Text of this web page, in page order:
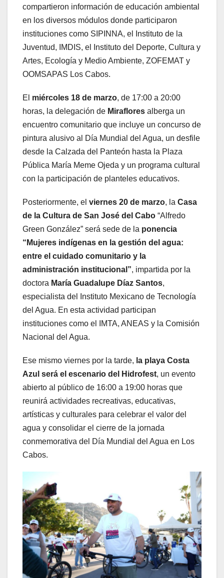
compartieron información de educación ambiental
en los diversos módulos donde participaron
instituciones como SIPINNA, el Instituto de la
Juventud, IMDIS, el Instituto del Deporte, Cultura y
Artes, Ecología y Medio Ambiente, ZOFEMAT y
OOMSAPAS Los Cabos.
El miércoles 18 de marzo, de 17:00 a 20:00
horas, la delegación de Miraflores alberga un
encuentro comunitario que incluye un concurso de
pintura alusivo al Día Mundial del Agua, un desfile
desde la Calzada del Panteón hasta la Plaza
Pública María Meme Ojeda y un programa cultural
con la participación de planteles educativos.
Posteriormente, el viernes 20 de marzo, la Casa
de la Cultura de San José del Cabo “Alfredo
Green González” será sede de la ponencia
“Mujeres indígenas en la gestión del agua:
entre el cuidado comunitario y la
administración institucional”, impartida por la
doctora María Guadalupe Díaz Santos,
especialista del Instituto Mexicano de Tecnología
del Agua. En esta actividad participan
instituciones como el IMTA, ANEAS y la Comisión
Nacional del Agua.
Ese mismo viernes por la tarde, la playa Costa
Azul será el escenario del Hidrofest, un evento
abierto al público de 16:00 a 19:00 horas que
reunirá actividades recreativas, educativas,
artísticas y culturales para celebrar el valor del
agua y consolidar el cierre de la jornada
conmemorativa del Día Mundial del Agua en Los
Cabos.